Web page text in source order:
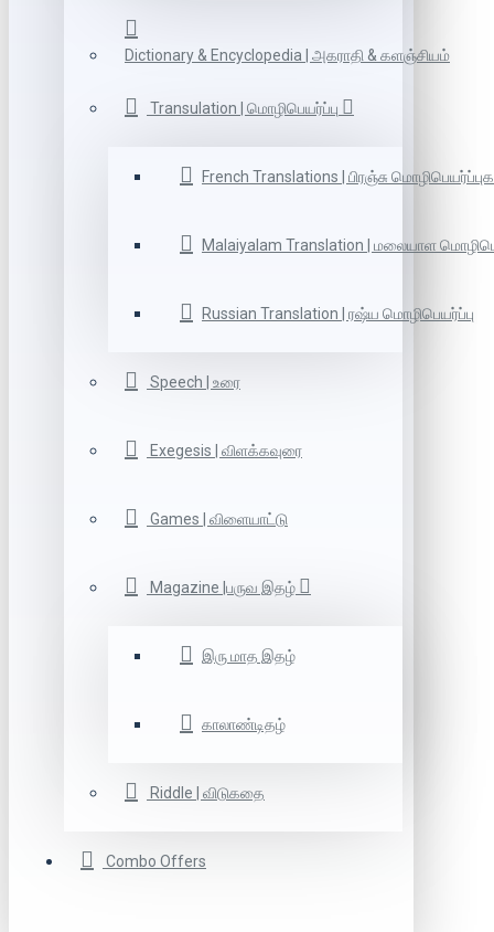
Dictionary & Encyclopedia | அகராதி & களஞ்சியம்
Transulation | மொழிபெயர்ப்பு
French Translations | பிரஞ்சு
Malaiyalam Translation | மலையாள
Russian Translation | ரஷ்ய மொழிபெயர்ப்பு
Speech | உரை
Exegesis | விளக்கவுரை
Games | விளையாட்டு
Magazine |பருவ இதழ்
இரு மாத இதழ்
காலாண்டிதழ்
Riddle | விடுகதை
Combo Offers